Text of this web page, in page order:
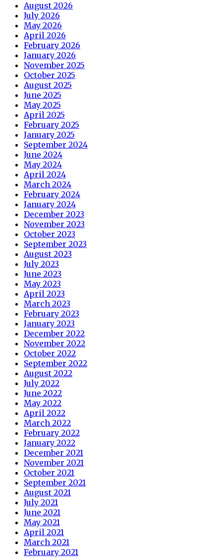
August 2026
July 2026
May 2026
April 2026
February 2026
January 2026
November 2025
October 2025
August 2025
June 2025
May 2025
April 2025
February 2025
January 2025
September 2024
June 2024
May 2024
April 2024
March 2024
February 2024
January 2024
December 2023
November 2023
October 2023
September 2023
August 2023
July 2023
June 2023
May 2023
April 2023
March 2023
February 2023
January 2023
December 2022
November 2022
October 2022
September 2022
August 2022
July 2022
June 2022
May 2022
April 2022
March 2022
February 2022
January 2022
December 2021
November 2021
October 2021
September 2021
August 2021
July 2021
June 2021
May 2021
April 2021
March 2021
February 2021